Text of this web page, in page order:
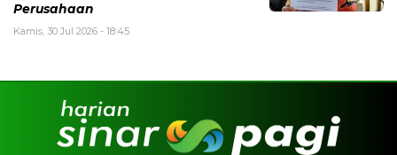
Perusahaan
Kamis, 30 Jul 2026 - 18:45